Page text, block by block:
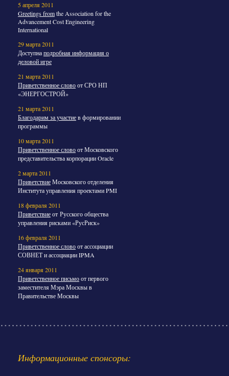
5 апреля 2011
Greetings fromthe Association for the
Advancement Cost Engineering
International
29 марта 2011
Доступнаподробная информация о
деловой игре
21 марта 2011
Приветственное словоот СРО НП
«ЭНЕРГОСТРОЙ»
21 марта 2011
Благодарим за участиев формировании
программы
10 марта 2011
Приветственное словоот Московского
представительства корпорации Oracle
2 марта 2011
ПриветствиеМосковского отделения
Института управления проектами PMI
18 февраля 2011
Приветствиеот Русского общества
управления рисками «РусРиск»
16 февраля 2011
Приветственное словоот ассоциации
СОВНЕТ и ассоциации IPMA
24 января 2011
Приветственное письмоот первого
заместителя Мэра Москвы в
Правительстве Москвы
Информационные спонсоры: